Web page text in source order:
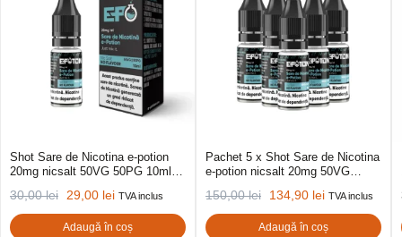
Shot Sare de Nicotina e-potion
20mg nicsalt 50VG 50PG 10ml
30,00lei 29,00 lei TVA inclus
Adaugă în coș
Pachet 5 x Shot Sare de Nicotina
e-potion nicsalt 20mg 50VG
150,00lei 134,90 lei TVA inclus
Adaugă în coș